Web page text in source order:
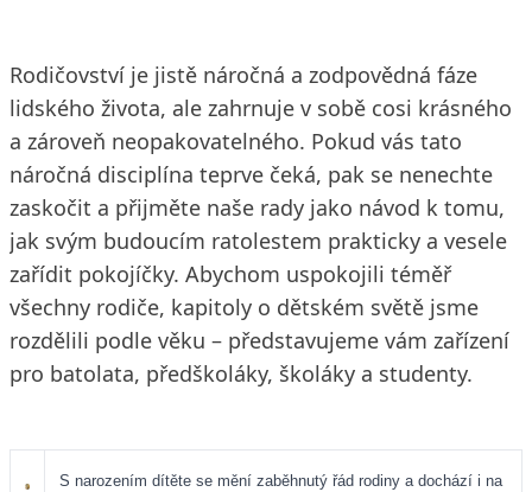
Rodičovství je jistě náročná a zodpovědná fáze
lidského života, ale zahrnuje v sobě cosi krásného
a zároveň neopakovatelného. Pokud vás tato
náročná disciplína teprve čeká, pak se nenechte
zaskočit a přijměte naše rady jako návod k tomu,
jak svým budoucím ratolestem prakticky a vesele
zařídit pokojíčky. Abychom uspokojili téměř
všechny rodiče, kapitoly o dětském světě jsme
rozdělili podle věku – představujeme vám zařízení
pro batolata, předškoláky, školáky a studenty.
S narozením dítěte se mění zaběhnutý řád rodiny a dochází i na